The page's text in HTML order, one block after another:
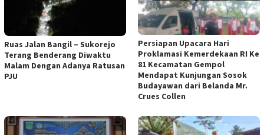
Ruas Jalan Bangil – Sukorejo
Terang Benderang Diwaktu
Malam Dengan Adanya Ratusan
PJU
Persiapan Upacara Hari
Proklamasi Kemerdekaan RI Ke
81 Kecamatan Gempol
Mendapat Kunjungan Sosok
Budayawan dari Belanda Mr.
Crues Collen